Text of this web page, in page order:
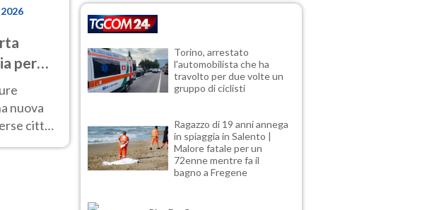
per
a
della
nuova
città
rosso e
Torino, arrestato
l'automobilista che ha
travolto per due volte un
gruppo di ciclisti
Ragazzo di 19 anni annega
in spiaggia in Salento |
Malore fatale per un
72enne mentre fa il
bagno a Fregene